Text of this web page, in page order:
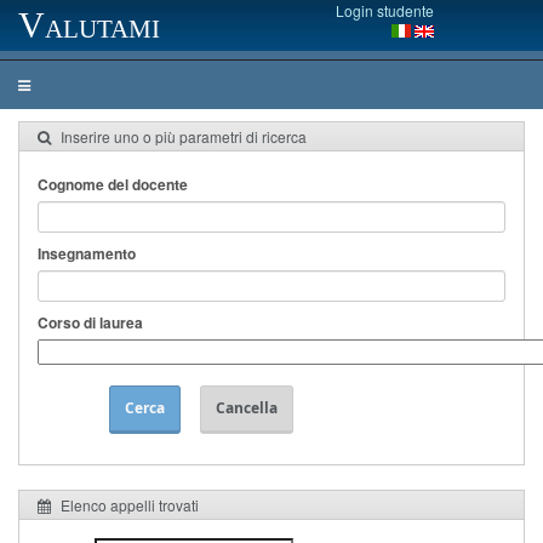
Valutami Login studente
Inserire uno o più parametri di ricerca
Cognome del docente
Insegnamento
Corso di laurea
Cerca Cancella
Elenco appelli trovati